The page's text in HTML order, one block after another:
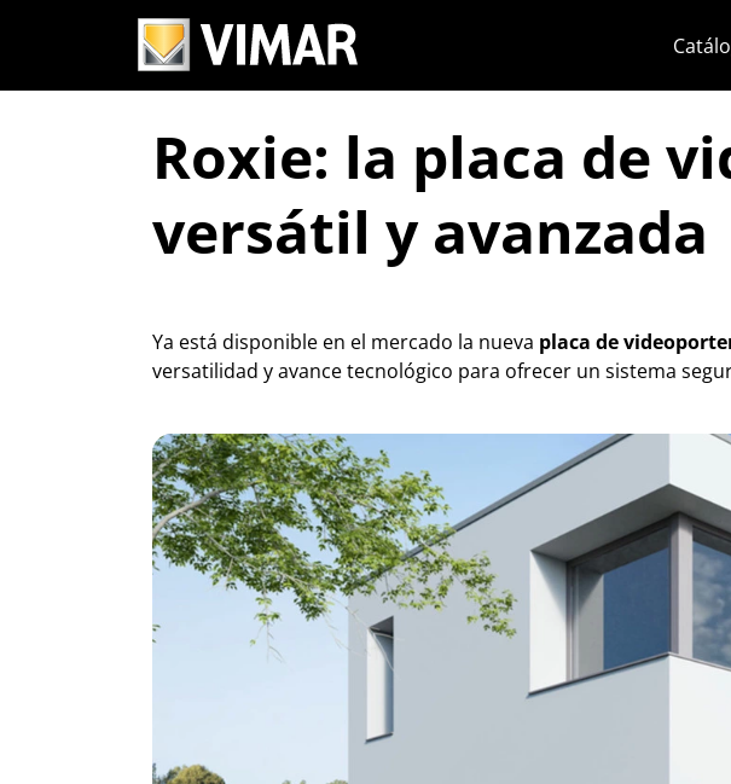
Roxie: la placa de
versátil y avanzada
Ya está disponible en el mercado la nueva placa de
versatilidad y avance tecnológico para ofrecer un sistema